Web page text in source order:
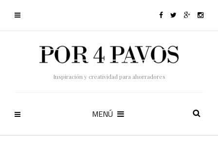
Inspiración y creatividad para ahorradores
MENÚ